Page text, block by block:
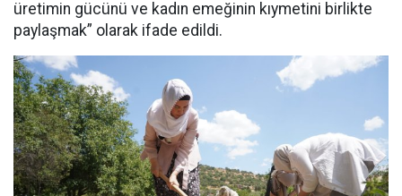
üretimin gücünü ve kadın emeğinin kıymetini birlikte
paylaşmak” olarak ifade edildi.